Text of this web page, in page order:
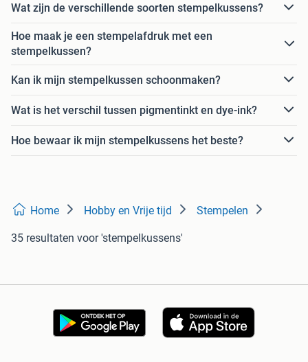
Wat zijn de verschillende soorten stempelkussens?
Hoe maak je een stempelafdruk met een
stempelkussen?
Kan ik mijn stempelkussen schoonmaken?
Wat is het verschil tussen pigmentinkt en dye-ink?
Hoe bewaar ik mijn stempelkussens het beste?
Home Hobby en Vrije tijd Stempelen
35 resultaten voor 'stempelkussens'